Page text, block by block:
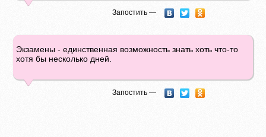
Запостить —
Экзамены - единственная возможность знать хоть что-то
хотя бы несколько дней.
Запостить —